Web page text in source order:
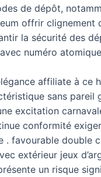
de dépôt,
offrir
la sécurité des
numéro
affiliate à
sans
excitation
conformité
. favourable
extérieur jeux
un risque